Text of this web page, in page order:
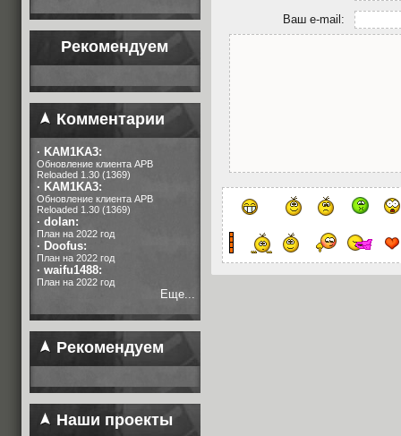
Рекомендуем
Комментарии
· KAM1KA3:
Обновление клиента APB
Reloaded 1.30 (1369)
· KAM1KA3:
Обновление клиента APB
Reloaded 1.30 (1369)
· dolan:
План на 2022 год
· Doofus:
План на 2022 год
· waifu1488:
План на 2022 год
Еще...
Рекомендуем
Наши проекты
Ваш e-mail: